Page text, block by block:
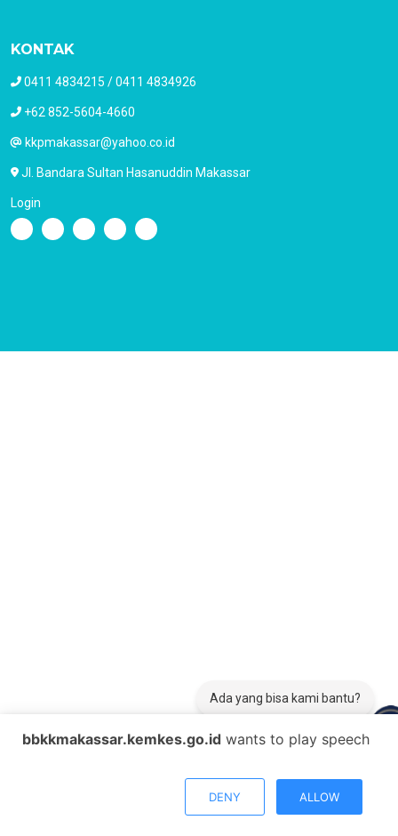
Ada yang bisa kami bantu?
KONTAK
0411 4834215 / 0411 4834926
+62 852-5604-4660
kkpmakassar@yahoo.co.id
Jl. Bandara Sultan Hasanuddin Makassar
Login
bbkkmakassar.kemkes.go.id wants to play speech
DENY ALLOW